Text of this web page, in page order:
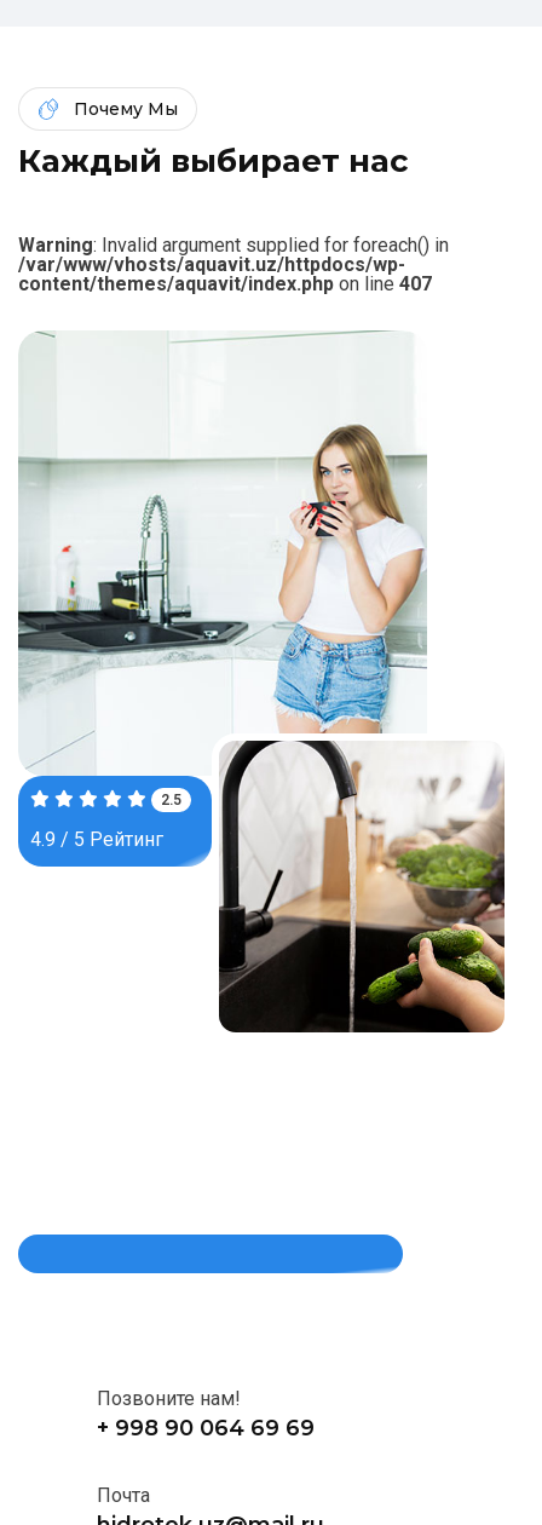
Почему Мы
Каждый выбирает нас
Warning: Invalid argument supplied for foreach() in
/var/www/vhosts/aquavit.uz/httpdocs/wp-
content/themes/aquavit/index.php on line 407
3.9
4.9 / 5 Рейтинг
Позвоните нам!
+ 998 90 064 69 69
Почта